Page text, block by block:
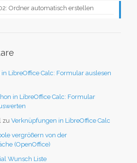
Ordner automatisch erstellen
in LibreOffice Calc: Formular auslesen
in LibreOffice Calc: Formular
zu Verknüpfungen in LibreOffice Calc
vergrößern von der
(OpenOffice)
Wunsch Liste